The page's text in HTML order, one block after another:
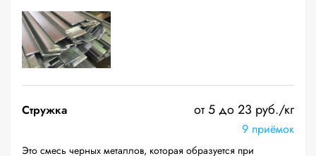
Стружка от 5 до 23 руб./кг
9 приёмок
Это смесь черных металлов, которая образуется при